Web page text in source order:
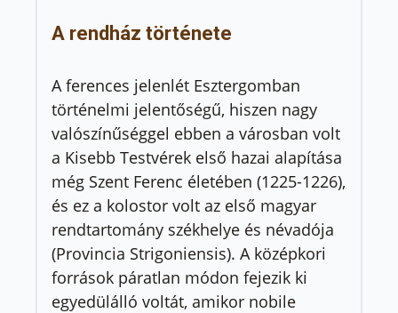
A rendház története
A ferences jelenlét Esztergomban
történelmi jelentőségű, hiszen nagy
valószínűséggel ebben a városban volt
a Kisebb Testvérek első hazai alapítása
még Szent Ferenc életében (1225-1226),
és ez a kolostor volt az első magyar
rendtartomány székhelye és névadója
(Provincia Strigoniensis). A középkori
források páratlan módon fejezik ki
egyedülálló voltát, amikor nobile